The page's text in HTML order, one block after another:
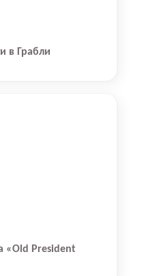
в Грабли
«Old President